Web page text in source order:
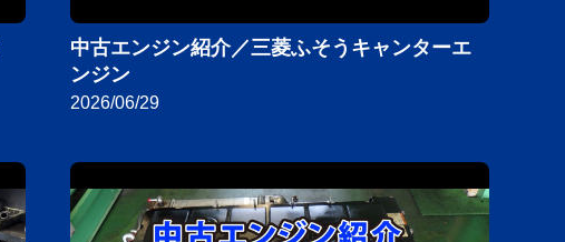
中古エンジン紹介／三菱ふそうキャンターエ
ンジン
2026/06/29